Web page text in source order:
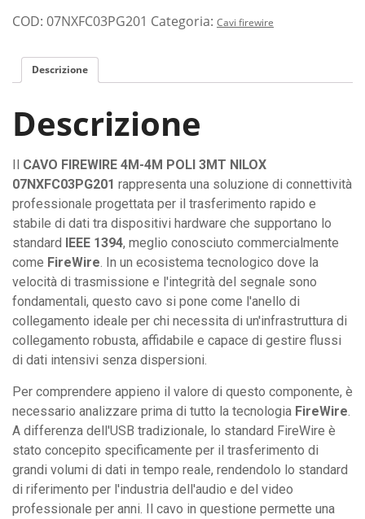
FireWire
pin
a
pin
da
3
metri
con
rivestimento
ultra-
resistente
NILOX
quantità
COD: 07NXFC03PG201 Categoria: Cavi firewire
Descrizione
Descrizione
Il CAVO FIREWIRE 4M-4M POLI 3MT NILOX
07NXFC03PG201 rappresenta una soluzione di connettività
professionale progettata per il trasferimento rapido e
stabile di dati tra dispositivi hardware che supportano lo
standard IEEE 1394, meglio conosciuto commercialmente
come FireWire . In un ecosistema tecnologico dove la
velocità di trasmissione e l'integrità del segnale sono
fondamentali, questo cavo si pone come l'anello di
collegamento ideale per chi necessita di un'infrastruttura di
collegamento robusta, affidabile e capace di gestire flussi
di dati intensivi senza dispersioni.
Per comprendere appieno il valore di questo componente, è
necessario analizzare prima di tutto la tecnologia FireWire
A differenza dell'USB tradizionale, lo standard FireWire è
stato concepito specificamente per il trasferimento di
grandi volumi di dati in tempo reale, rendendolo lo standard
di riferimento per l'industria dell'audio e del video
professionale per anni. Il cavo in questione permette una